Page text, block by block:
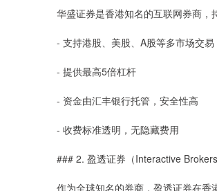
华盛证券是香港知名的互联网券商，
- 支持港股、美股、A股等多市场交易
- 提供最高5倍杠杆
- 资金由汇丰银行托管，安全性高
- 收费标准透明，无隐藏费用
### 2. 盈透证券（Interactive Brokers
作为全球知名的券商，盈透证券在香